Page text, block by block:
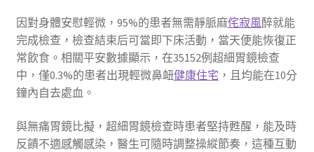
因對身體安慰輕微，95%的患者無需靜脈麻侘寂風醉就能
完成檢查，檢查結束后可當即下床活動，當天便能恢復正
常飲食。相關平安數據顯示，在35152例超細胃鏡檢查
中，僅0.3%的患者出現輕微鼻衄健康住宅 ，且均能在10分
鐘內自去處血。
與無痛胃鏡比擬，超細胃鏡檢查時患者堅持甦醒，能及時
反饋不適感觸感染，醫生可隨時調整操縱節奏，這種互動